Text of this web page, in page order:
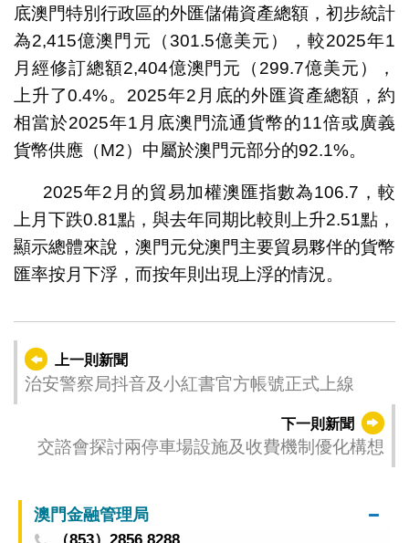
底澳門特別行政區的外匯儲備資產總額，初步統計
為2,415億澳門元（301.5億美元），較2025年1
月經修訂總額2,404億澳門元（299.7億美元），
上升了0.4%。2025年2月底的外匯資產總額，約
相當於2025年1月底澳門流通貨幣的11倍或廣義
貨幣供應（M2）中屬於澳門元部分的92.1%。
2025年2月的貿易加權澳匯指數為106.7，較
上月下跌0.81點，與去年同期比較則上升2.51點，
顯示總體來說，澳門元兌澳門主要貿易夥伴的貨幣
匯率按月下浮，而按年則出現上浮的情況。
上一則新聞
治安警察局抖音及小紅書官方帳號正式上線
下一則新聞
交諮會探討兩停車場設施及收費機制優化構想
澳門金融管理局